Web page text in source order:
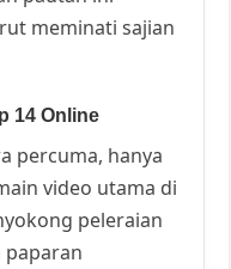
meminati sajian
14 Online
percuma, hanya
video utama di
peleraian
paparan